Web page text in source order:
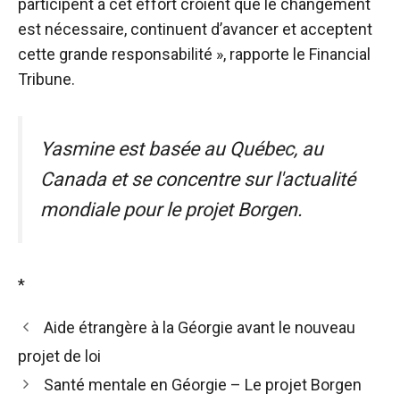
participent à cet effort croient que le changement
est nécessaire, continuent d’avancer et acceptent
cette grande responsabilité », rapporte le Financial
Tribune.
Yasmine est basée au Québec, au
Canada et se concentre sur l'actualité
mondiale pour le projet Borgen.
*
Aide étrangère à la Géorgie avant le nouveau
projet de loi
Santé mentale en Géorgie – Le projet Borgen